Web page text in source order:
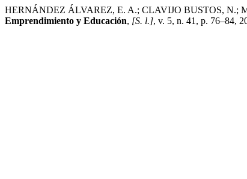
HERNÁNDEZ ÁLVAREZ, E. A.; CLAVIJO BUSTOS, N.;
Emprendimiento y Educación, [S. l.], v. 5, n. 41, p. 76–84,